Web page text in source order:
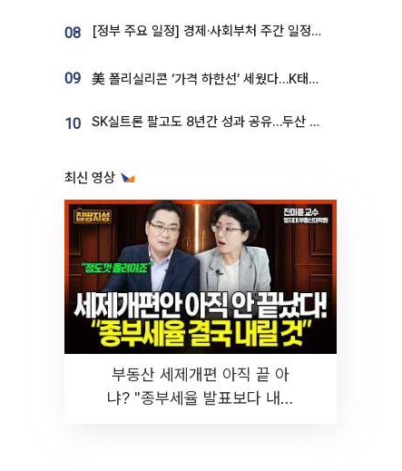
08 [정부 주요 일정] 경제·사회부처 주간 일정 (8월 10일 ~ 8월 14일)
09 美 폴리실리콘 ‘가격 하한선’ 세웠다…K태양광 수혜 기대
10 SK실트론 팔고도 8년간 성과 공유…두산 인수대금 2.3조가 끝 아냐
최신 영상
부동산 세제개편 아직 끝 아
냐? "종부세율 발표보다 내릴